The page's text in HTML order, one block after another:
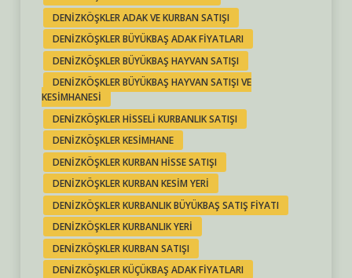
DENIZKÖŞKLER ADAK VE KURBAN SATIŞI
DENIZKÖŞKLER BÜYÜKBAŞ ADAK FIYATLARI
DENIZKÖŞKLER BÜYÜKBAŞ HAYVAN SATIŞI
DENIZKÖŞKLER BÜYÜKBAŞ HAYVAN SATIŞI VE
KESIMHANESI
DENIZKÖŞKLER HISSELI KURBANLIK SATIŞI
DENIZKÖŞKLER KESIMHANE
DENIZKÖŞKLER KURBAN HISSE SATIŞI
DENIZKÖŞKLER KURBAN KESIM YERI
DENIZKÖŞKLER KURBANLIK BÜYÜKBAŞ SATIŞ FIYATI
DENIZKÖŞKLER KURBANLIK YERI
DENIZKÖŞKLER KURBAN SATIŞI
DENIZKÖŞKLER KÜÇÜKBAŞ ADAK FIYATLARI